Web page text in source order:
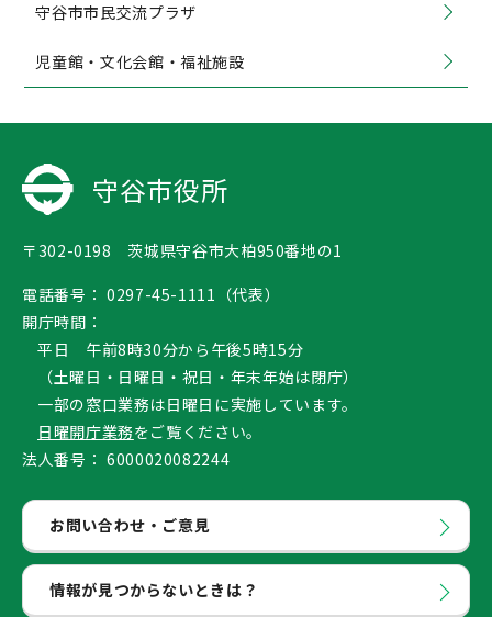
守谷市市民交流プラザ
児童館・文化会館・福祉施設
守谷市役所
〒302-0198 茨城県守谷市大柏950番地の1
電話番号： 0297-45-1111（代表）
開庁時間：
平日 午前8時30分から午後5時15分
（土曜日・日曜日・祝日・年末年始は閉庁）
一部の窓口業務は日曜日に実施しています。
日曜開庁業務をご覧ください。
法人番号： 6000020082244
お問い合わせ・ご意見
情報が見つからないときは？